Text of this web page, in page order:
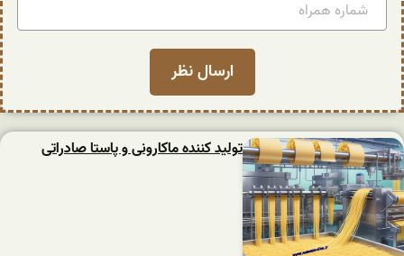
تولید کننده ماکارونی و پاستا صادراتی